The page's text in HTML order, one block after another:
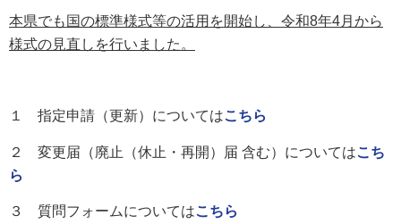
本県でも国の標準様式等の活用を開始し、令和8年4月から
様式の見直しを行いました。
１ 指定申請（更新）についてはこちら
２ 変更届（廃止（休止・再開）届 含む）についてはこち
ら
３ 質問フォームについてはこちら